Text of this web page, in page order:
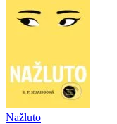
Nažluto